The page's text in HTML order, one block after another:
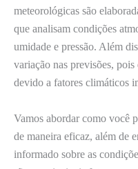
meteorológicas são
que analisam condições
umidade e pressão. Além
variação nas previsões,
devido a fatores climáticos
Vamos abordar como você
de maneira eficaz, além de
informado sobre as